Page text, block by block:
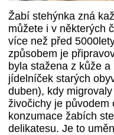
Žabí stehýnka zná
můžete i v některých
více než před
způsobem je
byla stažena z kůže
jídelníček starých
duben), kdy
živočichy je původem
konzumace žabích
delikatesu. Je to